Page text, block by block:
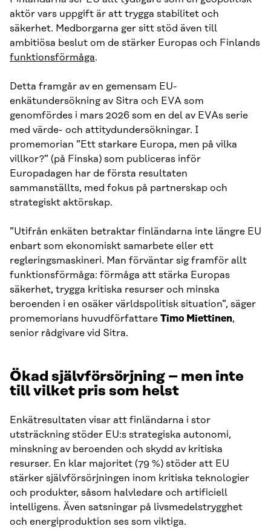
aktör vars uppgift är att trygga stabilitet och
säkerhet. Medborgarna ger sitt stöd även till
ambitiösa beslut om de stärker Europas och Finlands
funktionsförmåga.
Detta framgår av en gemensam EU-
enkätundersökning av Sitra och EVA som
genomfördes i mars 2026 som en del av EVAs serie
med värde- och attitydundersökningar. I
promemorian ”Ett starkare Europa, men på vilka
villkor?” (på Finska) som publiceras inför
Europadagen har de första resultaten
sammanställts, med fokus på partnerskap och
strategiskt aktörskap.
”Utifrån enkäten betraktar finländarna inte längre EU
enbart som ekonomiskt samarbete eller ett
regleringsmaskineri. Man förväntar sig framför allt
funktionsförmåga: förmåga att stärka Europas
säkerhet, trygga kritiska resurser och minska
beroenden i en osäker världspolitisk situation”, säger
promemorians huvudförfattare Timo Miettinen,
senior rådgivare vid Sitra.
Ökad självförsörjning – men inte
till vilket pris som helst
Enkätresultaten visar att finländarna i stor
utsträckning stöder EU:s strategiska autonomi,
minskning av beroenden och skydd av kritiska
resurser. En klar majoritet (79 %) stöder att EU
stärker självförsörjningen inom kritiska teknologier
och produkter, såsom halvledare och artificiell
intelligens. Även satsningar på livsmedelstrygghet
och energiproduktion ses som viktiga.